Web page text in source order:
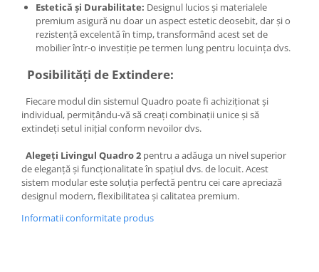
Estetică și Durabilitate: Designul lucios și materialele
premium asigură nu doar un aspect estetic deosebit, dar și o
rezistență excelentă în timp, transformând acest set de
mobilier într-o investiție pe termen lung pentru locuința dvs.
Posibilități de Extindere:
Fiecare modul din sistemul Quadro poate fi achiziționat și
individual, permițându-vă să creați combinații unice și să
extindeți setul inițial conform nevoilor dvs.
Alegeți Livingul Quadro 2 pentru a adăuga un nivel superior
de eleganță și funcționalitate în spațiul dvs. de locuit. Acest
sistem modular este soluția perfectă pentru cei care apreciază
designul modern, flexibilitatea și calitatea premium.
Informatii conformitate produs